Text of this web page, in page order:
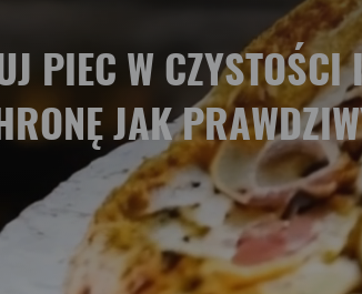
PIEC W CZYSTOŚCI
JAK